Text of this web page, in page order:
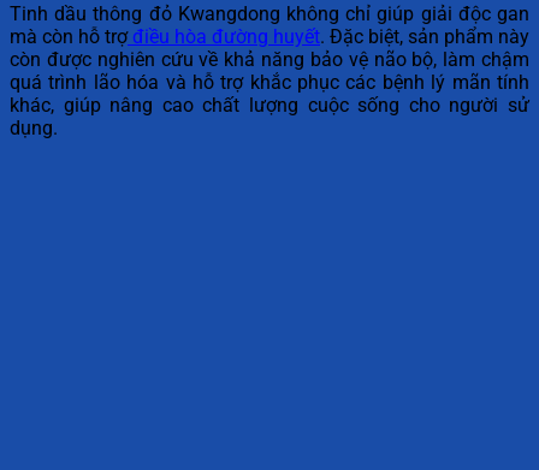
Tinh dầu thông đỏ Kwangdong không chỉ giúp giải độc gan
mà còn hỗ trợđiều hòa đường huyết. Đặc biệt, sản phẩm này
còn được nghiên cứu về khả năng bảo vệ não bộ, làm chậm
quá trình lão hóa và hỗ trợ khắc phục các bệnh lý mãn tính
khác, giúp nâng cao chất lượng cuộc sống cho người sử
dụng.